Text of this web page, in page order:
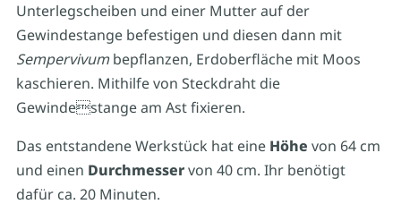
Unterlegscheiben und einer Mutter auf der
Gewindestange befestigen und diesen dann mit
Sempervivumbepflanzen, Erdoberfläche mit Moos
kaschieren. Mithilfe von Steckdraht die
Gewindestange am Ast fixieren.
Das entstandene Werkstück hat eineHöhe von 64 cm
und einen Durchmesservon 40 cm. Ihr benötigt
dafür ca. 20 Minuten.